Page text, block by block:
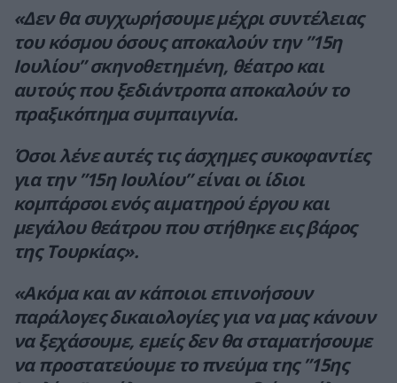
«Δεν θα συγχωρήσουμε μέχρι συντέλειας
του κόσμου όσους αποκαλούν την ”15η
Ιουλίου” σκηνοθετημένη, θέατρο και
αυτούς που ξεδιάντροπα αποκαλούν το
πραξικόπημα συμπαιγνία.
Όσοι λένε αυτές τις άσχημες συκοφαντίες
για την ”15η Ιουλίου” είναι οι ίδιοι
κομπάρσοι ενός αιματηρού έργου και
μεγάλου θεάτρου που στήθηκε εις βάρος
της Τουρκίας».
«Ακόμα και αν κάποιοι επινοήσουν
παράλογες δικαιολογίες για να μας κάνουν
να ξεχάσουμε, εμείς δεν θα σταματήσουμε
να προστατεύουμε το πνεύμα της ”15ης